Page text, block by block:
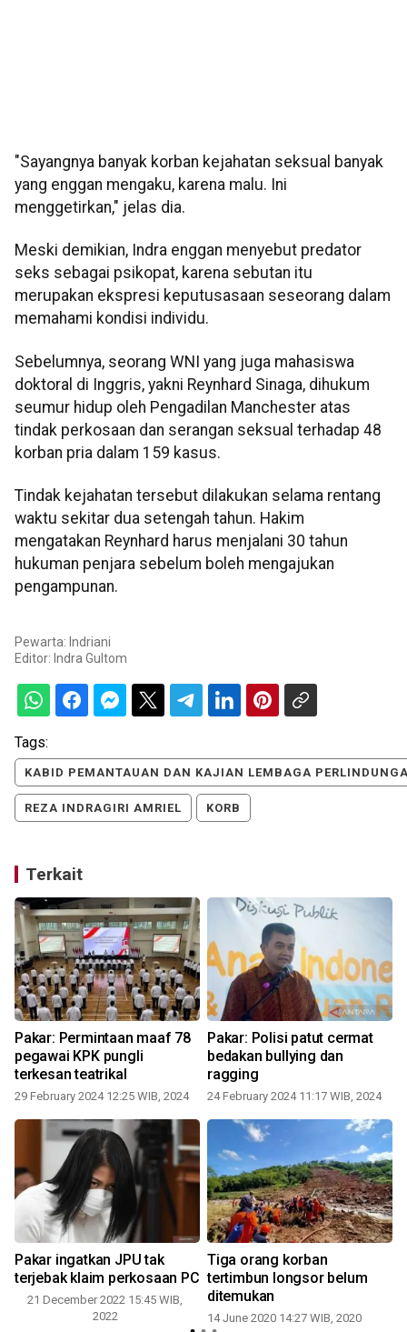
"Sayangnya banyak korban kejahatan seksual banyak
yang enggan mengaku, karena malu. Ini
menggetirkan," jelas dia.
Meski demikian, Indra enggan menyebut predator
seks sebagai psikopat, karena sebutan itu
merupakan ekspresi keputusasaan seseorang dalam
memahami kondisi individu.
Sebelumnya, seorang WNI yang juga mahasiswa
doktoral di Inggris, yakni Reynhard Sinaga, dihukum
seumur hidup oleh Pengadilan Manchester atas
tindak perkosaan dan serangan seksual terhadap 48
korban pria dalam 159 kasus.
Tindak kejahatan tersebut dilakukan selama rentang
waktu sekitar dua setengah tahun. Hakim
mengatakan Reynhard harus menjalani 30 tahun
hukuman penjara sebelum boleh mengajukan
pengampunan.
Pewarta: Indriani
Editor: Indra Gultom
Tags:
KABID PEMANTAUAN DAN KAJIAN LEMBAGA
REZA INDRAGIRI AMRIEL KORB
Terkait
Pakar: Permintaan maaf 78
pegawai KPK pungli
terkesan teatrikal
29 February 2024 12:25 WIB, 2024
Pakar: Polisi patut cermat
bedakan bullying dan
ragging
24 February 2024 11:17 WIB, 2024
Pakar ingatkan JPU tak
terjebak klaim perkosaan PC
21 December 2022 15:45 WIB,
2022
Tiga orang korban
tertimbun longsor belum
ditemukan
14 June 2020 14:27 WIB, 2020